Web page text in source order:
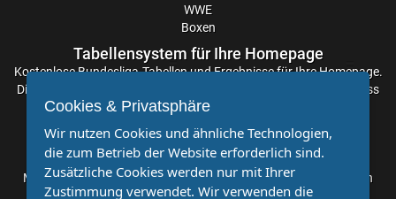
Transfergerüchte
WWE
Boxen
Tabellensystem für Ihre Homepage
KostenloseBundesliga-Tabellenund Ergebnisse für Ihre Homepage.
Die Aktualisierung der Ergebnisse erfolgt alle paar Minuten, sodass
Sie stets auf dem Laufenden sind. Einfache und schnelle
Partnervereine
Möchten Sie, dass auch Ihr Verein mehr Beachtung findet? Dann
sind Sie bei uns genau richtig. Wir suchen Ihren Verein für eine
Cookies & Privatsphäre
Wir nutzen Cookies und ähnliche Technologien,
die zum Betrieb der Website erforderlich sind.
Zusätzliche Cookies werden nur mit Ihrer
Zustimmung verwendet. Wir verwenden die